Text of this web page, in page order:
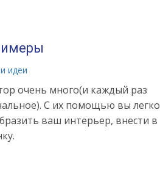
идеи
очень много(и каждый раз
С их помощью вы легко
ваш интерьер, внести в